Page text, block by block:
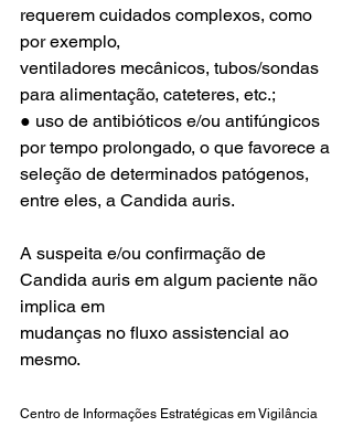
requerem cuidados complexos, como
por exemplo,
ventiladores mecânicos, tubos/sondas
para alimentação, cateteres, etc.;
● uso de antibióticos e/ou antifúngicos
por tempo prolongado, o que favorece a
seleção de determinados patógenos,
entre eles, a Candida auris.
A suspeita e/ou confirmação de
Candida auris em algum paciente não
implica em
mudanças no fluxo assistencial ao
mesmo.
Centro de Informações Estratégicas em Vigilância